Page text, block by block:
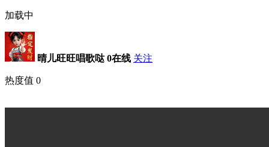
加载中
晴儿旺旺唱歌哒 0在线 关注
热度值 0